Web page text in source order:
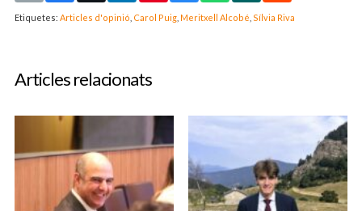
Etiquetes: Articles d'opinió Carol Puig Meritxell Alcobé Sílvia Riva
Articles relacionats